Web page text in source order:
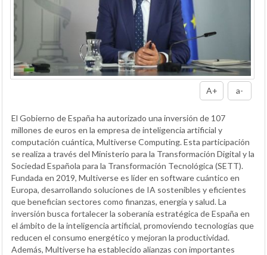
A+ a-
El Gobierno de España ha autorizado una inversión de 107
millones de euros en la empresa de inteligencia artificial y
computación cuántica, Multiverse Computing. Esta participación
se realiza a través del Ministerio para la Transformación Digital y la
Sociedad Española para la Transformación Tecnológica (SETT).
Fundada en 2019, Multiverse es líder en software cuántico en
Europa, desarrollando soluciones de IA sostenibles y eficientes
que benefician sectores como finanzas, energía y salud. La
inversión busca fortalecer la soberanía estratégica de España en
el ámbito de la inteligencia artificial, promoviendo tecnologías que
reducen el consumo energético y mejoran la productividad.
Además, Multiverse ha establecido alianzas con importantes